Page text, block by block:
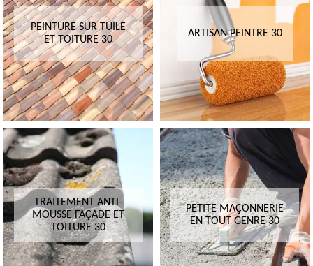
PEINTURE SUR TUILE
ET TOITURE 30
ARTISAN PEINTRE 30
TRAITEMENT ANTI-
MOUSSE FAÇADE ET
TOITURE 30
PETITE MAÇONNERIE
EN TOUT GENRE 30